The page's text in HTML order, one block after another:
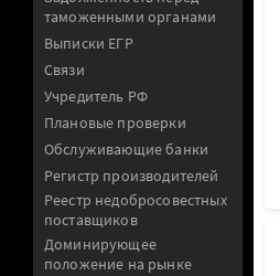
таможенными органами
Выписки ЕГР
Связи
Учредитель РФ
Плановые проверки
Обслуживающие банки
Регистр производителей
Реестр недобросовестных
поставщиков
Доминирующее
положение на рынке